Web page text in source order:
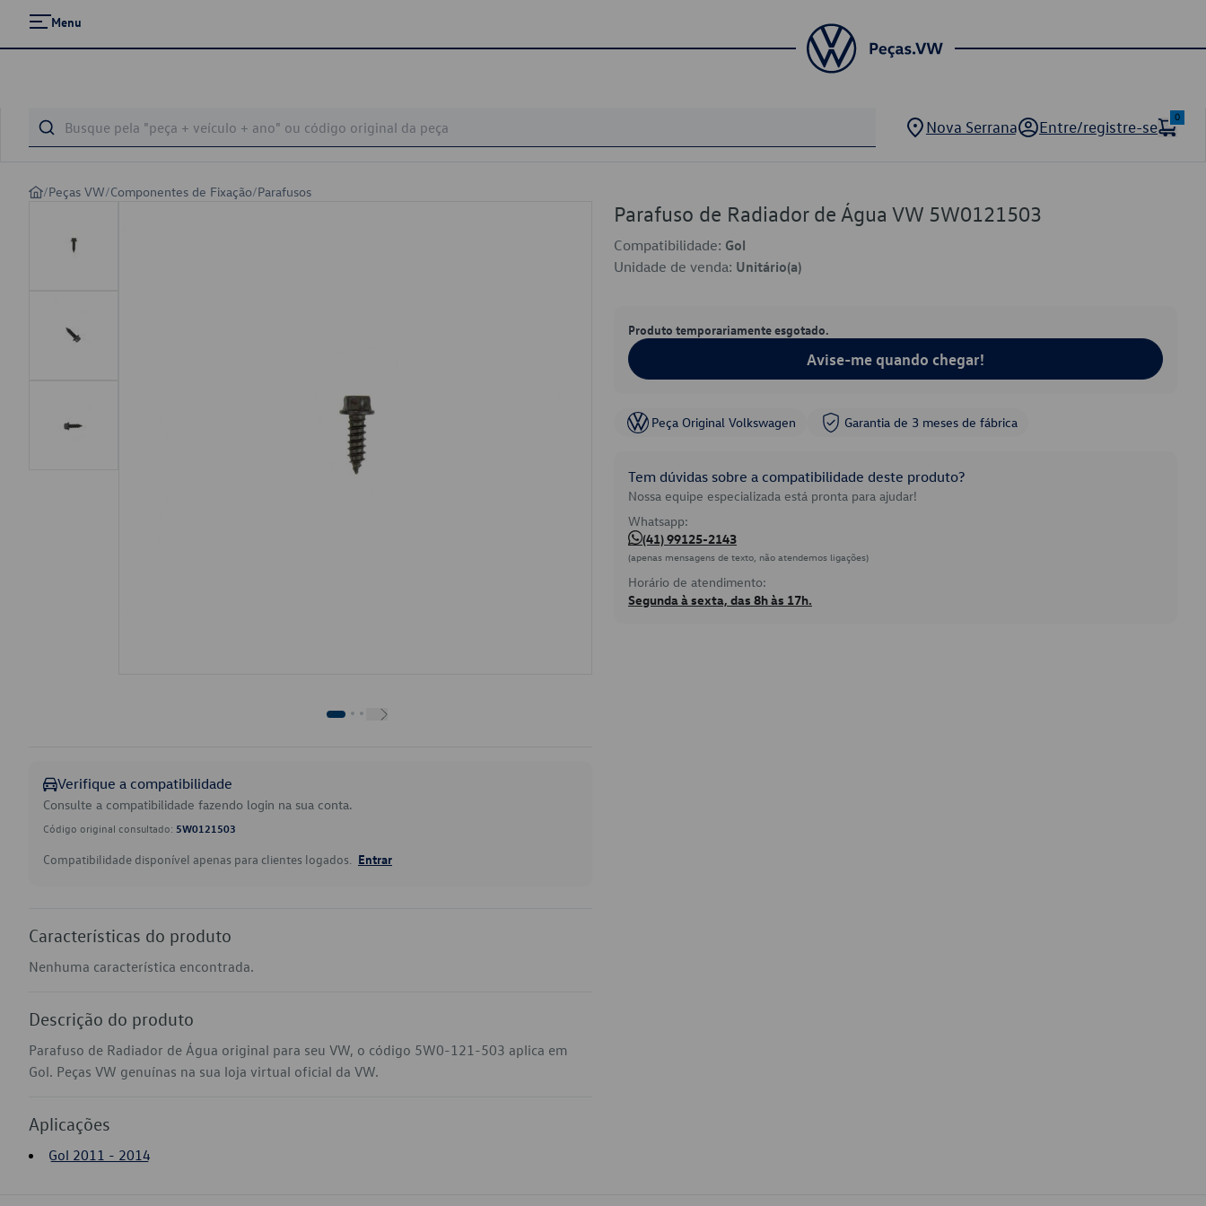
Menu
Nova Serrana Entre/registre-se
0
/Peças VW/Componentes de Fixação/Parafusos
Verifique a compatibilidade
Consulte a compatibilidade fazendo login na sua conta.
Código original consultado: 5W0121503
Compatibilidade disponível apenas para clientes logados. Entrar
Características do produto
Nenhuma característica encontrada.
Descrição do produto
Parafuso de Radiador de Água original para seu VW, o código 5W0-121-503 aplica em
Gol. Peças VW genuínas na sua loja virtual oficial da VW.
Aplicações
Gol 2011 - 2014
Parafuso de Radiador de Água VW 5W0121503
Compatibilidade: Gol
Unidade de venda: Unitário(a)
Produto temporariamente esgotado.
Avise-me quando chegar!
Peça Original Volkswagen Garantia de 3 meses de fábrica
Tem dúvidas sobre a compatibilidade deste produto?
Nossa equipe especializada está pronta para ajudar!
Whatsapp:
(41) 99125-2143
(apenas mensagens de texto, não atendemos ligações)
Horário de atendimento:
Segunda à sexta, das 8h às 17h.